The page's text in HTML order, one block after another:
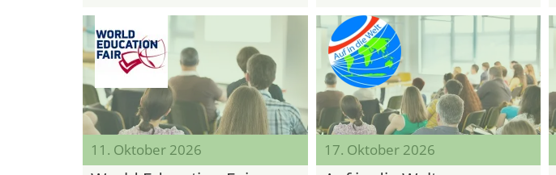
11. Oktober 2026 17. Oktober 2026